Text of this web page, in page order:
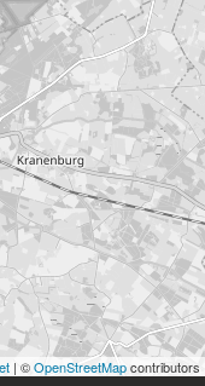
| ©OpenStreetMapcontributors